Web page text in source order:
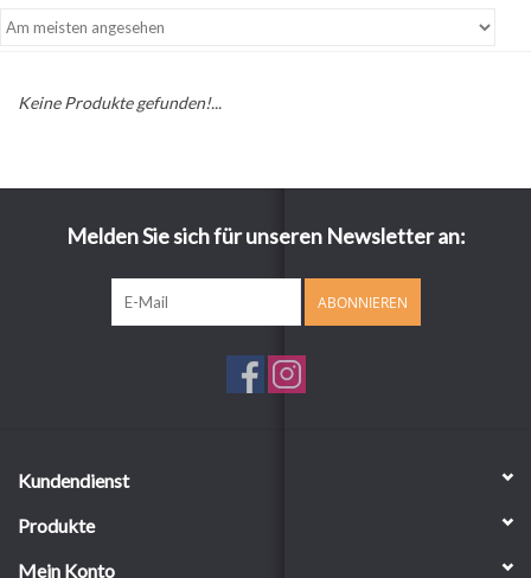
Keine Produkte gefunden!...
Melden Sie sich für unseren Newsletter an:
ABONNIEREN
Kundendienst
Produkte
Mein Konto